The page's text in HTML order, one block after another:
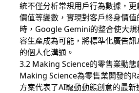
統不僅分析常規用戶行為數據，
價值等變數，實現對客戶終身價
時，Google Gemini的整合使大規
容生產成為可能，將標準化廣告
的個人化溝通。
3.2 Making Science的零售業動態
Making Science為零售業開發的
方案代表了AI驅動動態創意的最新